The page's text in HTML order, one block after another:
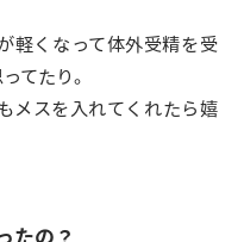
軽くなって体外受精を受
てたり。
メスを入れてくれたら嬉